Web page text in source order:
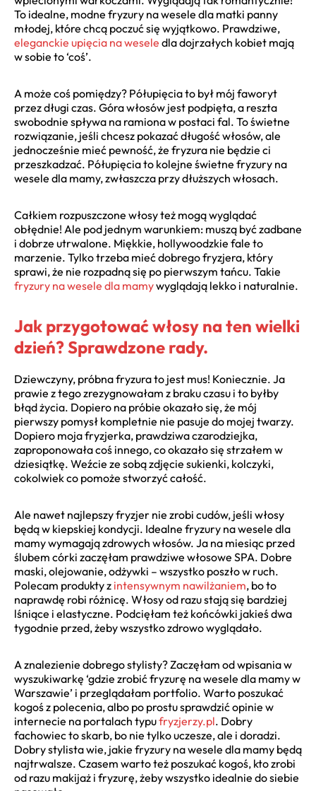
To idealne, modne fryzury na wesele dla matki panny
młodej, które chcą poczuć się wyjątkowo. Prawdziwe,
eleganckie upięcia na wesele dla dojrzałych kobiet mają
w sobie to ‘coś’.
A może coś pomiędzy? Półupięcia to był mój faworyt
przez długi czas. Góra włosów jest podpięta, a reszta
swobodnie spływa na ramiona w postaci fal. To świetne
rozwiązanie, jeśli chcesz pokazać długość włosów, ale
jednocześnie mieć pewność, że fryzura nie będzie ci
przeszkadzać. Półupięcia to kolejne świetne fryzury na
wesele dla mamy, zwłaszcza przy dłuższych włosach.
Całkiem rozpuszczone włosy też mogą wyglądać
obłędnie! Ale pod jednym warunkiem: muszą być zadbane
i dobrze utrwalone. Miękkie, hollywoodzkie fale to
marzenie. Tylko trzeba mieć dobrego fryzjera, który
sprawi, że nie rozpadną się po pierwszym tańcu. Takie
fryzury na wesele dla mamywyglądają lekko i naturalnie.
Jak przygotować włosy na ten wielki
dzień? Sprawdzone rady.
Dziewczyny, próbna fryzura to jest mus! Koniecznie. Ja
prawie z tego zrezygnowałam z braku czasu i to byłby
błąd życia. Dopiero na próbie okazało się, że mój
pierwszy pomysł kompletnie nie pasuje do mojej twarzy.
Dopiero moja fryzjerka, prawdziwa czarodziejka,
zaproponowała coś innego, co okazało się strzałem w
dziesiątkę. Weźcie ze sobą zdjęcie sukienki, kolczyki,
cokolwiek co pomoże stworzyć całość.
Ale nawet najlepszy fryzjer nie zrobi cudów, jeśli włosy
będą w kiepskiej kondycji. Idealne fryzury na wesele dla
mamy wymagają zdrowych włosów. Ja na miesiąc przed
ślubem córki zaczęłam prawdziwe włosowe SPA. Dobre
maski, olejowanie, odżywki – wszystko poszło w ruch.
Polecam produkty z intensywnym nawilżaniem, bo to
naprawdę robi różnicę. Włosy od razu stają się bardziej
lśniące i elastyczne. Podcięłam też końcówki jakieś dwa
tygodnie przed, żeby wszystko zdrowo wyglądało.
A znalezienie dobrego stylisty? Zaczęłam od wpisania w
wyszukiwarkę ‘gdzie zrobić fryzurę na wesele dla mamy w
Warszawie’ i przeglądałam portfolio. Warto poszukać
kogoś z polecenia, albo po prostu sprawdzić opinie w
internecie na portalach typufryzjerzy.pl. Dobry
fachowiec to skarb, bo nie tylko uczesze, ale i doradzi.
Dobry stylista wie, jakie fryzury na wesele dla mamy będą
najtrwalsze. Czasem warto też poszukać kogoś, kto zrobi
od razu makijaż i fryzurę, żeby wszystko idealnie do siebie